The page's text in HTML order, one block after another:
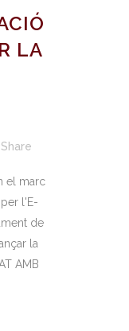
LA
Share
el marc
l'E-
de
la
AMB